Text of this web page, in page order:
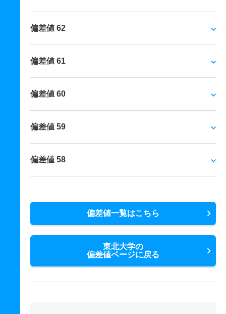
偏差値 62
偏差値 61
偏差値 60
偏差値 59
偏差値 58
偏差値一覧はこちら
東北大学の
偏差値ページに戻る